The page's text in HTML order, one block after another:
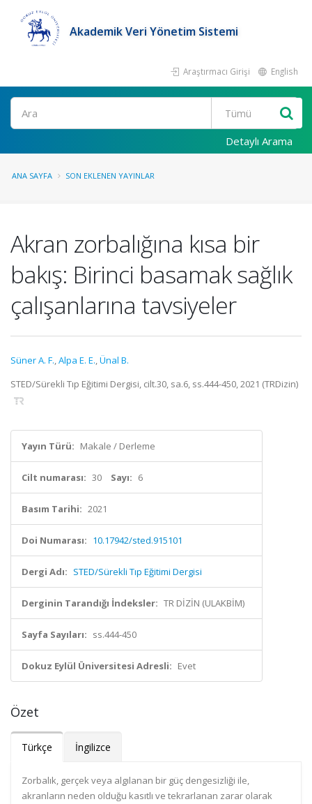
Akademik Veri Yönetim Sistemi
Araştırmacı Girişi English
Ara
Detaylı Arama
ANA SAYFA SON EKLENEN YAYINLAR
Akran zorbalığına kısa bir
bakış: Birinci basamak sağlık
çalışanlarına tavsiyeler
Süner A. F.,Alpa E. E.,Ünal B.
STED/Sürekli Tıp Eğitimi Dergisi, cilt.30, sa.6, ss.444-450, 2021 (TRDizin)
Yayın Türü: Makale / Derleme
Cilt numarası: 30 Sayı: 6
Basım Tarihi: 2021
Doi Numarası: 10.17942/sted.915101
Dergi Adı: STED/Sürekli Tıp Eğitimi Dergisi
Derginin Tarandığı İndeksler: TR DİZİN (ULAKBİM)
Sayfa Sayıları: ss.444-450
Dokuz Eylül Üniversitesi Adresli: Evet
Özet
Türkçe İngilizce
Zorbalık, gerçek veya algılanan bir güç dengesizliği ile,
akranların neden olduğu kasıtlı ve tekrarlanan zarar olarak